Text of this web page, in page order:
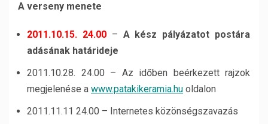
A verseny menete
2011.10.15. 24.00– A kész pályázatot postára
adásának határideje
2011.10.28. 24.00 – Az időben beérkezett rajzok
megjelenése a www.patakikeramia.hu oldalon
2011.11.11 24.00 – Internetes közönségszavazás